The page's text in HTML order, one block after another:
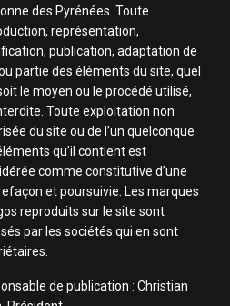
des Pyrénées. Toute
représentation,
publication, adaptation de
partie des éléments du site, quel
le moyen ou le procédé utilisé,
Toute exploitation non
du site ou de l’un quelconque
qu’il contient est
comme constitutive d’une
et poursuivie. Les marques
reproduits sur le site sont
par les sociétés qui en sont
de publication : Christian